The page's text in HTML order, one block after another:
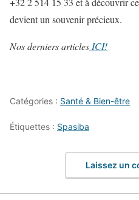
devient un souvenir précieux.
Nos derniers articles ICI!
Catégories : Santé & Bien-être
Étiquettes : Spasiba
Laissez un